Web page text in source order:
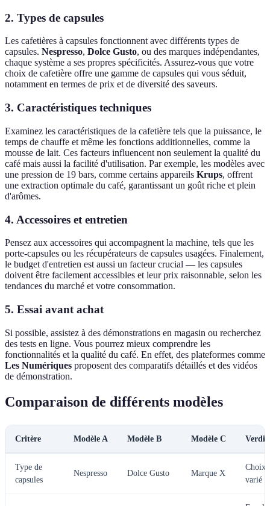
2. Types de capsules
Les cafetières à capsules fonctionnent avec différents types de
capsules. Nespresso, Dolce Gusto, ou des marques indépendantes,
chaque système a ses propres spécificités. Assurez-vous que votre
choix de cafetière offre une gamme de capsules qui vous séduit,
notamment en termes de prix et de diversité des saveurs.
3. Caractéristiques techniques
Examinez les caractéristiques de la cafetière tels que la puissance, le
temps de chauffe et même les fonctions additionnelles, comme la
mousse de lait. Ces facteurs influencent non seulement la qualité du
café mais aussi la facilité d'utilisation. Par exemple, les modèles avec
une pression de 19 bars, comme certains appareils Krups, offrent
une extraction optimale du café, garantissant un goût riche et plein
d'arômes.
4. Accessoires et entretien
Pensez aux accessoires qui accompagnent la machine, tels que les
porte-capsules ou les récupérateurs de capsules usagées. Finalement,
le budget d'entretien est aussi un facteur crucial — les capsules
doivent être facilement accessibles et leur prix raisonnable, selon les
tendances du marché et votre consommation.
5. Essai avant achat
Si possible, assistez à des démonstrations en magasin ou recherchez
des tests en ligne. Vous pourrez mieux comprendre les
fonctionnalités et la qualité du café. En effet, des plateformes comme
Les Numériques proposent des comparatifs détaillés et des vidéos
de démonstration.
Comparaison de différents modèles
Critère Modèle A Modèle B Modèle C
Type de
capsules
Nespresso Dolce Gusto Marque X
Choix
varié